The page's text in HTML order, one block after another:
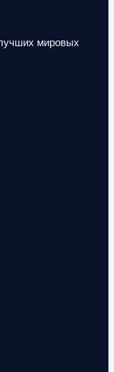
мировых